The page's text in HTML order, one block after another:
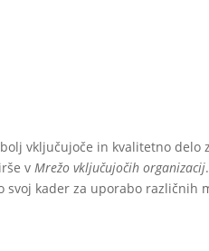
vključujoče in kvalitetno
v Mrežo vključujočih organizacij
kader za uporabo